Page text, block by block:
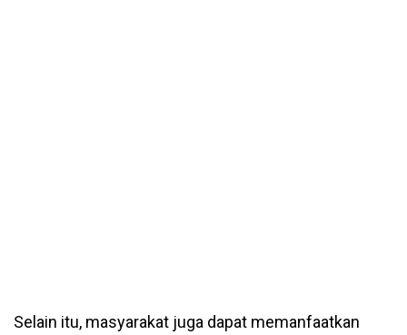
Selain itu, masyarakat juga dapat memanfaatkan